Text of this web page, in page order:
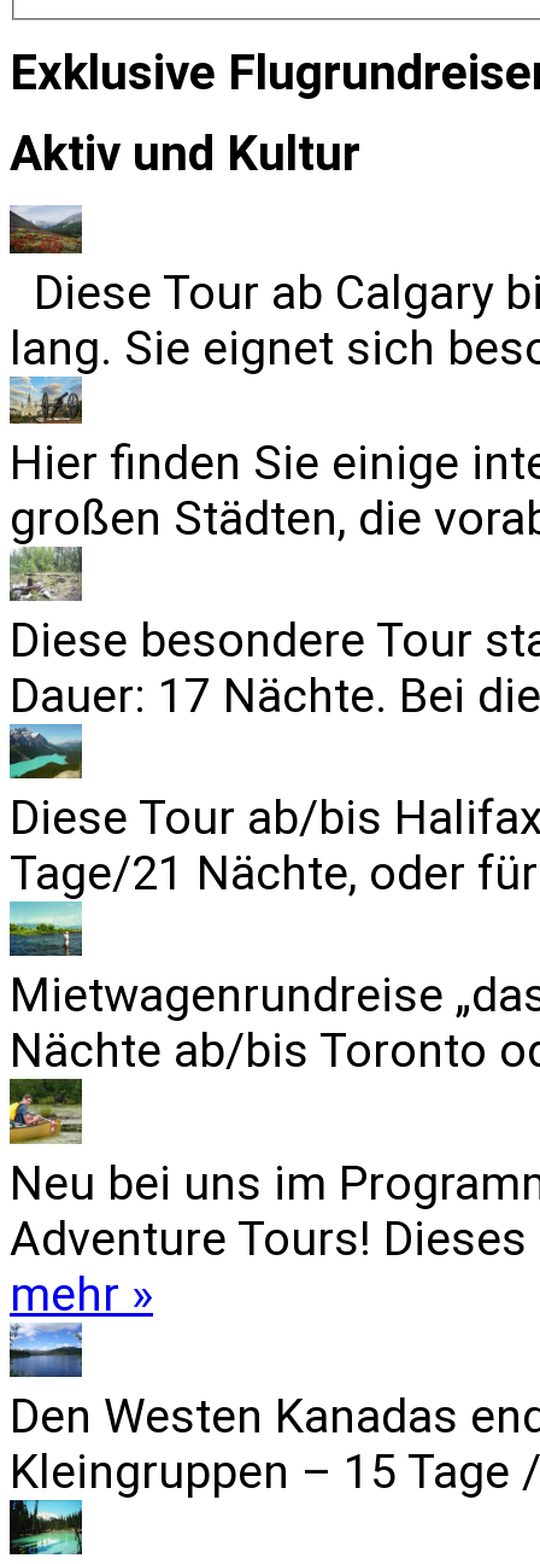
Exklusive
Aktiv und Kultur
Diese Tour ab Calgary
lang. Sie eignet sich
Hier finden Sie einige
großen Städten, die
Diese besondere Tour
Dauer: 17 Nächte. Bei
Diese Tour ab/bis
Tage/21 Nächte, oder
Mietwagenrundreise
Nächte ab/bis Toronto
Neu bei uns im
Adventure Tours!
mehr »
Den Westen Kanadas
Kleingruppen – 15 Tage